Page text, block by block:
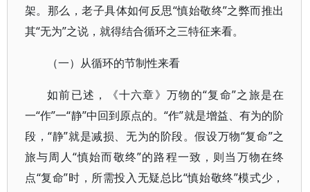
架。那么，老子具体如何反思“慎始敬终”之弊而推出
其“无为”之说，就得结合循环之三特征来看。
（一）从循环的节制性来看
如前已述，《十六章》万物的“复命”之旅是在
一“作”一“静”中回到原点的。“作”就是增益、有为的阶
段，“静”就是减损、无为的阶段。假设万物“复命”之
旅与周人“慎始而敬终”的路程一致，则当万物在终
点“复命”时，所需投入无疑总比“慎始敬终”模式少，